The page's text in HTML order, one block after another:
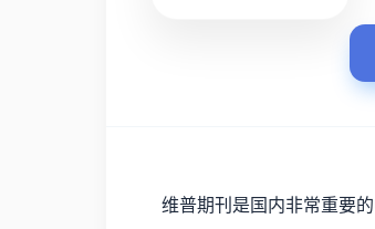
维普期刊是国内非常重要